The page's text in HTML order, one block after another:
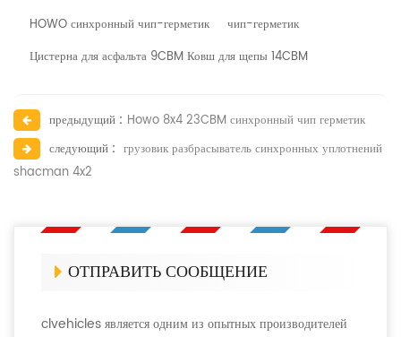
HOWO синхронный чип-герметик
чип-герметик
Цистерна для асфальта 9CBM Ковш для щепы 14CBM
предыдущий : Howo 8x4 23CBM синхронный чип герметик
следующий : грузовик разбрасыватель синхронных уплотнений
shacman 4x2
ОТПРАВИТЬ СООБЩЕНИЕ
clvehicles является одним из опытных производителей